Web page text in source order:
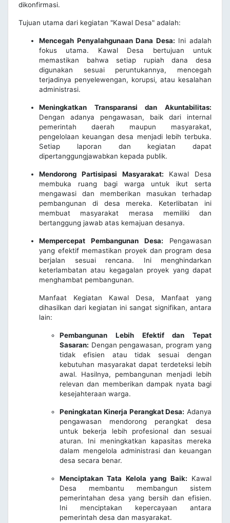
dikonfirmasi.
Tujuan utama dari kegiatan "Kawal Desa" adalah:
Mencegah Penyalahgunaan Dana Desa: Ini adalah
fokus utama. Kawal Desa bertujuan untuk
memastikan bahwa setiap rupiah dana desa
digunakan sesuai peruntukannya, mencegah
terjadinya penyelewengan, korupsi, atau kesalahan
administrasi.
Meningkatkan Transparansi dan Akuntabilitas:
Dengan adanya pengawasan, baik dari internal
pemerintah daerah maupun masyarakat,
pengelolaan keuangan desa menjadi lebih terbuka.
Setiap laporan dan kegiatan dapat
dipertanggungjawabkan kepada publik.
Mendorong Partisipasi Masyarakat: Kawal Desa
membuka ruang bagi warga untuk ikut serta
mengawasi dan memberikan masukan terhadap
pembangunan di desa mereka. Keterlibatan ini
membuat masyarakat merasa memiliki dan
bertanggung jawab atas kemajuan desanya.
Mempercepat Pembangunan Desa: Pengawasan
yang efektif memastikan proyek dan program desa
berjalan sesuai rencana. Ini menghindarkan
keterlambatan atau kegagalan proyek yang dapat
menghambat pembangunan.
Manfaat Kegiatan Kawal Desa, Manfaat yang
dihasilkan dari kegiatan ini sangat signifikan, antara
lain:
Pembangunan Lebih Efektif dan Tepat
Sasaran: Dengan pengawasan, program yang
tidak efisien atau tidak sesuai dengan
kebutuhan masyarakat dapat terdeteksi lebih
awal. Hasilnya, pembangunan menjadi lebih
relevan dan memberikan dampak nyata bagi
kesejahteraan warga.
Peningkatan Kinerja Perangkat Desa: Adanya
pengawasan mendorong perangkat desa
untuk bekerja lebih profesional dan sesuai
aturan. Ini meningkatkan kapasitas mereka
dalam mengelola administrasi dan keuangan
desa secara benar.
Menciptakan Tata Kelola yang Baik: Kawal
Desa membantu membangun sistem
pemerintahan desa yang bersih dan efisien.
Ini menciptakan kepercayaan antara
pemerintah desa dan masyarakat.